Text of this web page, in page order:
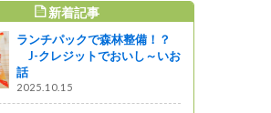
新着記事
ランチパックで森林整備！？
J-クレジットでおいし～いお
話
2025.10.15